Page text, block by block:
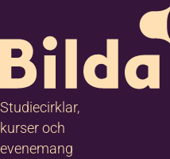
Studiecirklar,
kurser och
evenemang